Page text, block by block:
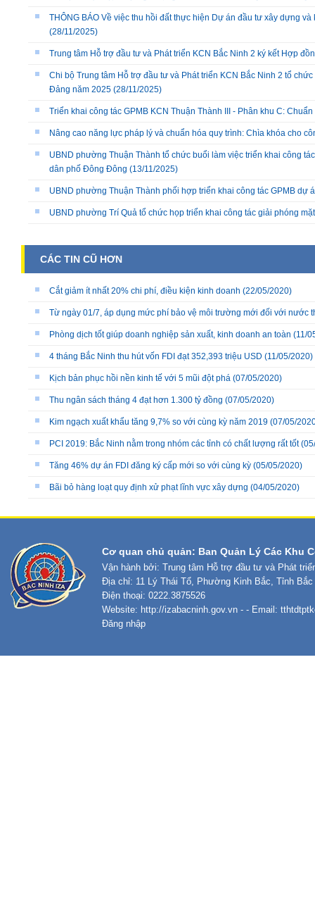
THÔNG BÁO Về việc thu hồi đất thực hiện Dự án đầu tư xây dựng
(28/11/2025)
Trung tâm Hỗ trợ đầu tư và Phát triển KCN Bắc Ninh 2 ký kết Hợp
Chi bộ Trung tâm Hỗ trợ đầu tư và Phát triển KCN Bắc Ninh 2 tổ
Đảng năm 2025 (28/11/2025)
Triển khai công tác GPMB KCN Thuận Thành III - Phân khu C:
Nâng cao năng lực pháp lý và chuẩn hóa quy trình: Chìa khóa cho
UBND phường Thuận Thành tổ chức buổi làm việc triển khai công
dân phố Đông Đông (13/11/2025)
UBND phường Thuận Thành phối hợp triển khai công tác GPMB dự
UBND phường Trí Quả tổ chức họp triển khai công tác giải phóng
CÁC TIN CŨ HƠN
Cắt giảm ít nhất 20% chi phí, điều kiện kinh doanh (22/05/2020)
Từ ngày 01/7, áp dụng mức phí bảo vệ môi trường mới đối với nước
Phòng dịch tốt giúp doanh nghiệp sản xuất, kinh doanh an toàn (11/
4 tháng Bắc Ninh thu hút vốn FDI đạt 352,393 triệu USD (11/05/2020)
Kịch bản phục hồi nền kinh tế với 5 mũi đột phá (07/05/2020)
Thu ngân sách tháng 4 đạt hơn 1.300 tỷ đồng (07/05/2020)
Kim ngạch xuất khẩu tăng 9,7% so với cùng kỳ năm 2019 (07/05/
PCI 2019: Bắc Ninh nằm trong nhóm các tỉnh có chất lượng rất tốt
Tăng 46% dự án FDI đăng ký cấp mới so với cùng kỳ (05/05/2020)
Bãi bỏ hàng loạt quy định xử phạt lĩnh vực xây dựng (04/05/2020)
Cơ quan chủ quản: Ban Quản Lý Các Khu
Vận hành bởi: Trung tâm Hỗ trợ đầu tư và Phát
Địa chỉ: 11 Lý Thái Tổ, Phường Kinh Bắc, Tỉnh Bắc
Điện thoại: 0222.3875526
Website: http://izabacninh.gov.vn - - Email:
Đăng nhập